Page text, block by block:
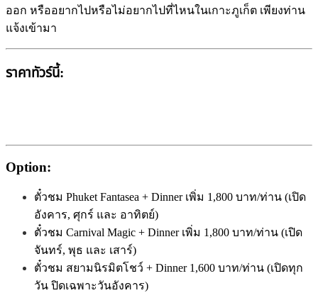
ออก หรืออยากไปหรือไม่อยากไปที่ไหนในเกาะภูเก็ต เพียงท่าน
แจ้งเข้ามา
ราคาทัวร์นี้:
Option:
ตั๋วชม Phuket Fantasea + Dinner เพิ่ม 1,800 บาท/ท่าน (เปิด
อังคาร, ศุกร์ และ อาทิตย์)
ตั๋วชม Carnival Magic + Dinner เพิ่ม 1,800 บาท/ท่าน (เปิด
จันทร์, พุธ และ เสาร์)
ตั๋วชม สยามนิรมิตโชว์ + Dinner 1,600 บาท/ท่าน (เปิดทุก
วัน ปิดเฉพาะวันอังคาร)